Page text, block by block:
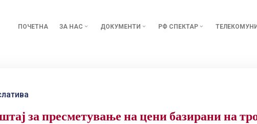
ПОЧЕТНА ЗА НАС ДОКУМЕНТИ РФ СПЕКТАР
за пресметување на цени базирани на